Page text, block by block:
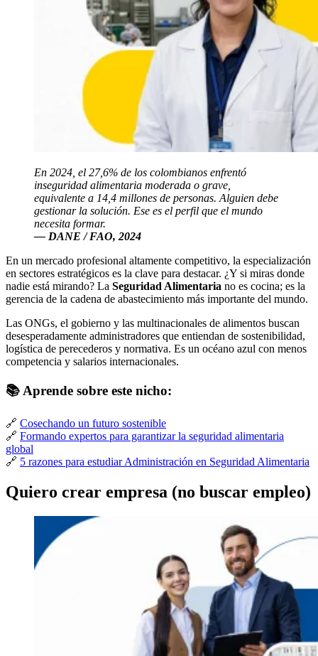
En 2024, el 27,6% de los colombianos enfrentó
inseguridad alimentaria moderada o grave,
equivalente a 14,4 millones de personas. Alguien debe
gestionar la solución. Ese es el perfil que el mundo
necesita formar.
— DANE / FAO, 2024
En un mercado profesional altamente competitivo, la especialización
en sectores estratégicos es la clave para destacar. ¿Y si miras donde
nadie está mirando? La Seguridad Alimentaria no es cocina; es la
gerencia de la cadena de abastecimiento más importante del mundo.
Las ONGs, el gobierno y las multinacionales de alimentos buscan
desesperadamente administradores que entiendan de sostenibilidad,
logística de perecederos y normativa. Es un océano azul con menos
competencia y salarios internacionales.
📚 Aprende sobre este nicho:
🔗 Cosechando un futuro sostenible
🔗 Formando expertos para garantizar la seguridad alimentaria
global
🔗 5 razones para estudiar Administración en Seguridad Alimentaria
Quiero crear empresa (no buscar empleo)